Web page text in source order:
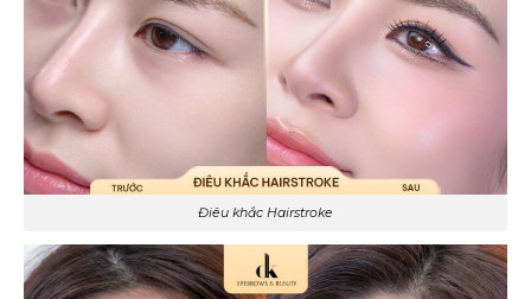
Điêu khắc Hairstroke